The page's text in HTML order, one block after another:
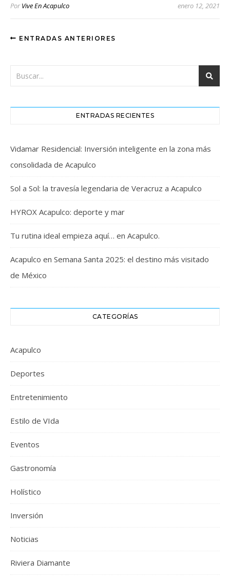
Por Vive En Acapulco enero 12, 2021
ENTRADAS ANTERIORES
ENTRADAS RECIENTES
Vidamar Residencial: Inversión inteligente en la zona más
consolidada de Acapulco
Sol a Sol: la travesía legendaria de Veracruz a Acapulco
HYROX Acapulco: deporte y mar
Tu rutina ideal empieza aquí… en Acapulco.
Acapulco en Semana Santa 2025: el destino más visitado
de México
CATEGORÍAS
Acapulco
Deportes
Entretenimiento
Estilo de VIda
Eventos
Gastronomía
Holístico
Inversión
Noticias
Riviera Diamante